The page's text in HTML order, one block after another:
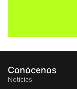
Conócenos
Noticias